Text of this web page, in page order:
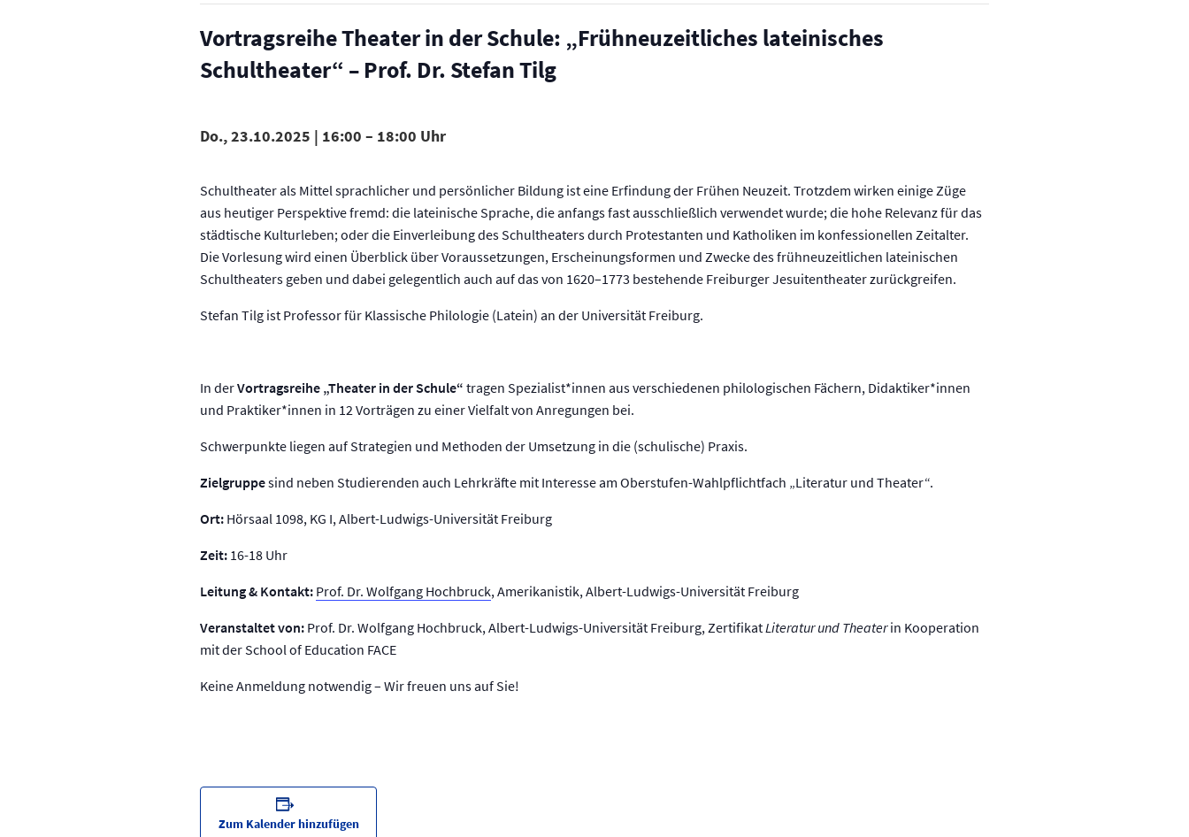
Vortragsreihe Theater in der Schule: „Frühneuzeitliches lateinisches
Schultheater“ – Prof. Dr. Stefan Tilg
Do., 23.10.2025 | 16:00 – 18:00
Schultheater als Mittel sprachlicher und persönlicher Bildung ist eine Erfindung der Frühen Neuzeit. Trotzdem wirken einige Züge
aus heutiger Perspektive fremd: die lateinische Sprache, die anfangs fast ausschließlich verwendet wurde; die hohe Relevanz für das
städtische Kulturleben; oder die Einverleibung des Schultheaters durch Protestanten und Katholiken im konfessionellen Zeitalter.
Die Vorlesung wird einen Überblick über Voraussetzungen, Erscheinungsformen und Zwecke des frühneuzeitlichen lateinischen
Schultheaters geben und dabei gelegentlich auch auf das von 1620–1773 bestehende Freiburger Jesuitentheater zurückgreifen.
Stefan Tilg ist Professor für Klassische Philologie (Latein) an der Universität Freiburg.
In derVortragsreihe „Theater in der Schule“ tragen Spezialist*innen aus verschiedenen philologischen Fächern, Didaktiker*innen
und Praktiker*innen in 12 Vorträgen zu einer Vielfalt von Anregungen bei.
Schwerpunkte liegen auf Strategien und Methoden der Umsetzung in die (schulische) Praxis.
Zielgruppesind neben Studierenden auch Lehrkräfte mit Interesse am Oberstufen-Wahlpflichtfach „Literatur und Theater“.
Ort: Hörsaal 1098, KG I, Albert-Ludwigs-Universität Freiburg
Zeit: 16-18 Uhr
Leitung & Kontakt: Prof. Dr. Wolfgang Hochbruck, Amerikanistik, Albert-Ludwigs-Universität Freiburg
Veranstaltet von: Prof. Dr. Wolfgang Hochbruck, Albert-Ludwigs-Universität Freiburg, ZertifikatLiteratur und Theaterin Kooperation
mit der School of Education FACE
Keine Anmeldung notwendig – Wir freuen uns auf Sie!
Zum Kalender hinzufügen